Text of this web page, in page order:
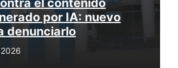
el contenido
por IA: nuevo
denunciarlo